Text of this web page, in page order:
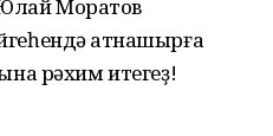
Моратов
ҡатнашырға
рәхим итегеҙ!